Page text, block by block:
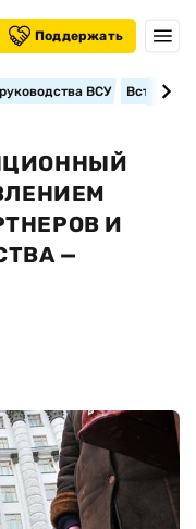
Поддержать
ВСУ
И
—